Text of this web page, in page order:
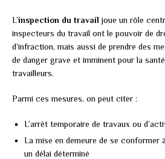
L’inspection du travail joue un rôle
inspecteurs du travail ont le pouvoir de
d’infraction, mais aussi de prendre des
de danger grave et imminent pour la
travailleurs.
Parmi ces mesures, on peut citer :
L’arrêt temporaire de travaux ou
La mise en demeure de se conformer
un délai déterminé